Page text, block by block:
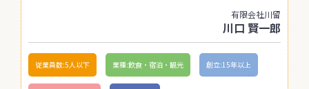
有限会社川留
川口 賢一郎
従業員数:5人以下 業種:飲食・宿泊・観光 創立:15年以上